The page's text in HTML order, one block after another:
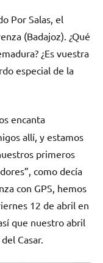
Por Salas, el
(Badajoz). ¿Qué
¿Es vuestra
especial de la
encanta
allí, y estamos
primeros
como decía
con GPS, hemos
12 de abril en
que nuestro abril
Casar.